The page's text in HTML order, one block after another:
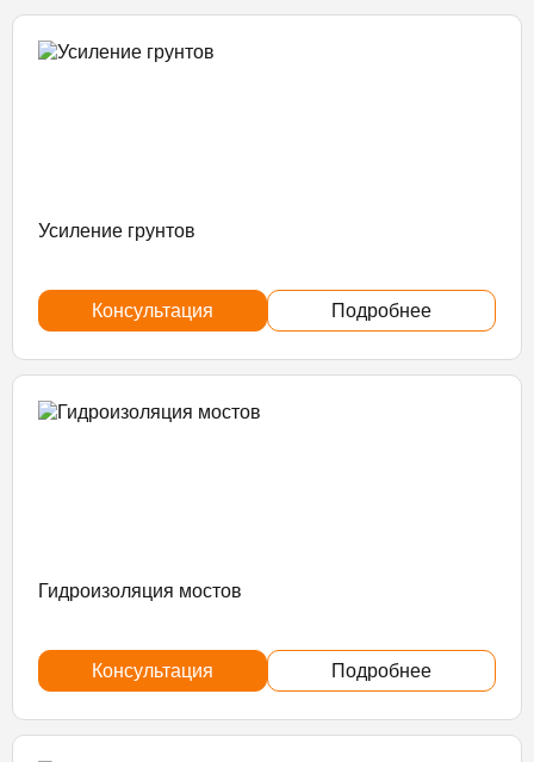
Усиление грунтов
Консультация Подробнее
Гидроизоляция мостов
Консультация Подробнее